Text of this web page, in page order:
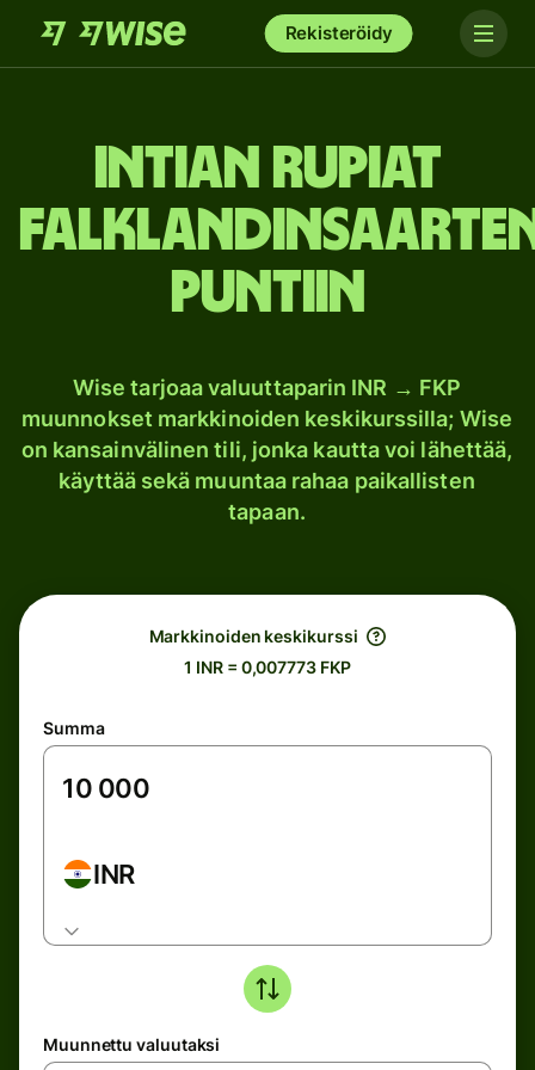
Rekisteröidy
Intian rupiat
puntiin
Wise tarjoaa valuuttaparin INR → FKP
muunnokset markkinoiden keskikurssilla; Wise
on kansainvälinen tili, jonka kautta voi lähettää,
käyttää sekä muuntaa rahaa paikallisten
tapaan.
Markkinoiden keskikurssi
1 INR = 0,007773 FKP
Summa
INR
Muunnettu valuutaksi